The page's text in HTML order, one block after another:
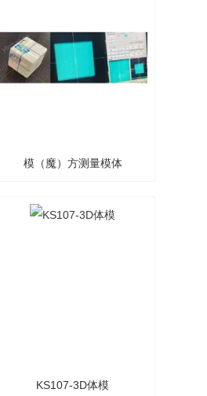
模（魔）方测量模体
KS107-3D体模